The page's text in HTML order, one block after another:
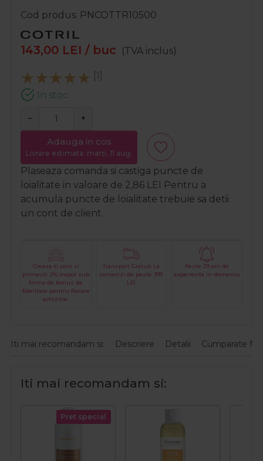
Cod produs PNCOTTR10500
143,00 LEI / buc (TVA inclus)
[1]
In stoc
− +
Adauga in cos
Livrare estimata: marți, 11 aug.
Plaseaza comanda si castiga puncte de
loialitate in valoare de 2,86 LEI Pentru a
acumula puncte de loialitate trebuie sa detii
un cont de client.
Creaza-ti cont si
primesti 2% inapoi sub
forma de bonus de
fidelitate pentru fiecare
achizitie.
Transport Gratuit La
comenzi de peste 399
LEI
Peste 29 ani de
experienta in domeniu
Iti mai recomandam si: Descriere Detalii Cumparate
Iti mai recomandam si:
Pret special